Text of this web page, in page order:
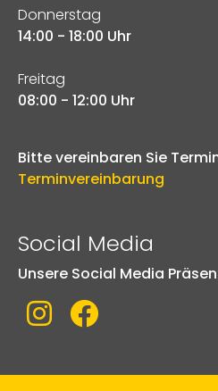
Donnerstag
14:00 - 18:00 Uhr
Freitag
08:00 - 12:00 Uhr
Bitte vereinbaren Sie
Terminvereinbarung
Social Media
Unsere Social Media
Link zu Instagram
Link zu Facebook